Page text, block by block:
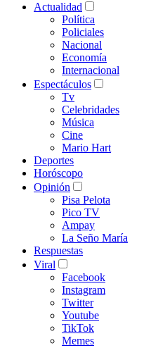
Actualidad
Política
Policiales
Nacional
Economía
Internacional
Espectáculos
Tv
Celebridades
Música
Cine
Mario Hart
Deportes
Horóscopo
Opinión
Pisa Pelota
Pico TV
Ampay
La Seño María
Respuestas
Viral
Facebook
Instagram
Twitter
Youtube
TikTok
Memes